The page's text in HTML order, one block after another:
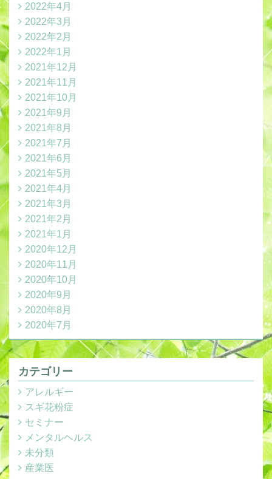
2022年4月
2022年3月
2022年2月
2022年1月
2021年12月
2021年11月
2021年10月
2021年9月
2021年8月
2021年7月
2021年6月
2021年5月
2021年4月
2021年3月
2021年2月
2021年1月
2020年12月
2020年11月
2020年10月
2020年9月
2020年8月
2020年7月
カテゴリー
アレルギー
スギ花粉症
セミナー
メンタルヘルス
未分類
産業医